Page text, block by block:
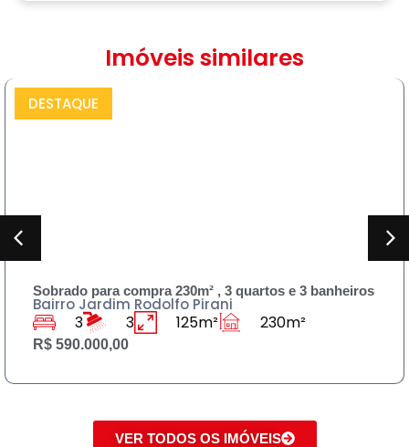
Imóveis similares
DESTAQUE
Sobrado para compra 230m² , 3 quartos e 3 banheiros
Bairro Jardim Rodolfo Pirani
3 3 125m² 230m²
R$ 590.000,00
VER TODOS OS IMÓVEIS